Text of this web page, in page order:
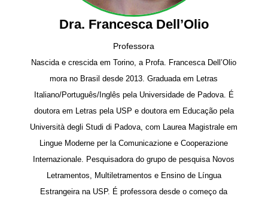
Dra. Francesca Dell’Olio
Professora
Nascida e crescida em Torino, a Profa. Francesca Dell’Olio
mora no Brasil desde 2013. Graduada em Letras
Italiano/Português/Inglês pela Universidade de Padova. É
doutora em Letras pela USP e doutora em Educação pela
Università degli Studi di Padova, com Laurea Magistrale em
Lingue Moderne per la Comunicazione e Cooperazione
Internazionale. Pesquisadora do grupo de pesquisa Novos
Letramentos, Multiletramentos e Ensino de Língua
Estrangeira na USP. É professora desde o começo da